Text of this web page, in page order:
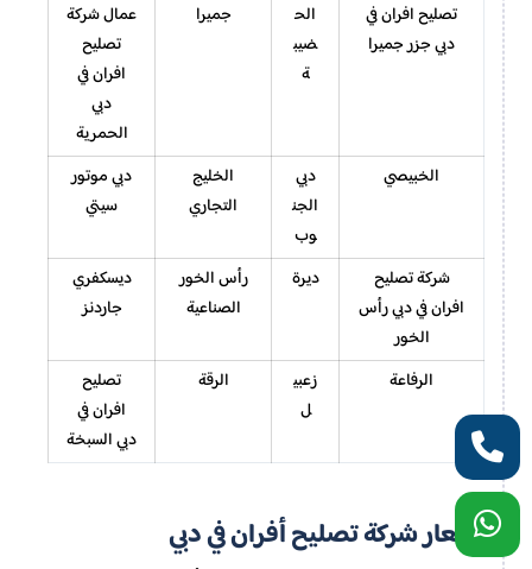
تصليح افران في
دبي جزر جميرا
الح
ضيب
ة
جميرا
عمال شركة
تصليح
افران في
دبي
الحمرية
الخبيصي
دبي
الجن
وب
الخليج
التجاري
دبي موتور
سيتي
شركة تصليح
افران في دبي رأس
الخور
ديرة
رأس الخور
الصناعية
ديسكفري
جاردنز
الرفاعة
زعبي
ل
الرقة
تصليح
افران في
دبي السبخة
أسعار شركة تصليح أفران في دبي